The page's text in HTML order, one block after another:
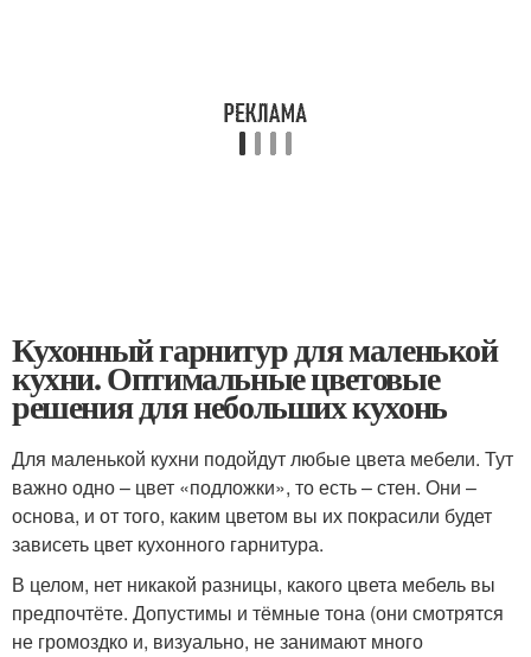
Кухонный гарнитур для маленькой
кухни. Оптимальные цветовые
решения для небольших кухонь
Для маленькой кухни подойдут любые цвета мебели. Тут
важно одно – цвет «подложки», то есть – стен. Они –
основа, и от того, каким цветом вы их покрасили будет
зависеть цвет кухонного гарнитура.
В целом, нет никакой разницы, какого цвета мебель вы
предпочтёте. Допустимы и тёмные тона (они смотрятся
не громоздко и, визуально, не занимают много